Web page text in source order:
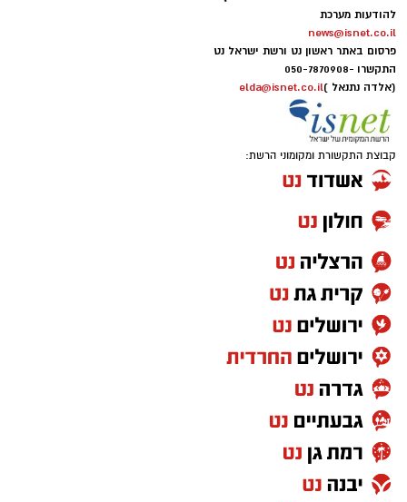
יש לכם מידע חשוב שטרם נחשף? צילומים מאירוע
חדשותי? מצאתם טעות בכתבה? נשמח שתשתפו
אותנו
להודעות מערכת
news@isnet.co.il
פרסום באתר ראשון נט ורשת ישראל נט
התקשרו -050-7870908
(אלדה נתנאל )elda@isnet.co.il
קבוצת התקשורת ומקומוני הרשת: